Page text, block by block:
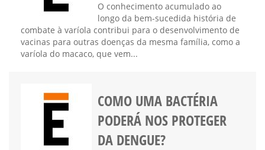
O conhecimento acumulado ao
longo da bem-sucedida história de
combate à varíola contribui para o desenvolvimento de
vacinas para outras doenças da mesma família, como a
varíola do macaco, que vem...
COMO UMA BACTÉRIA
PODERÁ NOS PROTEGER
DA DENGUE?